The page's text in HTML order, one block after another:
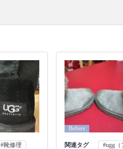
#靴修理
Before
関連タグ #ugg（